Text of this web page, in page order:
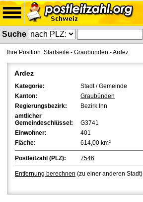
Suche
Ihre Position: Startseite - Graubünden -Ardez
Ardez
Kategorie:
Stadt / Gemeinde
Kanton:
Graubünden
Regierungsbezirk:
Bezirk Inn
amtlicher
Gemeindeschlüssel:
G3741
Einwohner:
401
Fläche:
614,00 km²
Postleitzahl (PLZ): 7546
Entfernung berechnen (zu einer anderen Stadt)